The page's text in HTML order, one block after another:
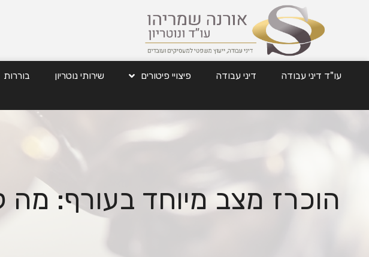
עו"ד דיני עבודה דיני עבודה פיצויי פיטורים שירותי נוטריון בוררות
הוכרז מצב מיוחד בעורף: